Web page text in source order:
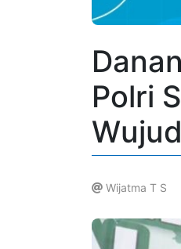
Polri
Wijatma T S